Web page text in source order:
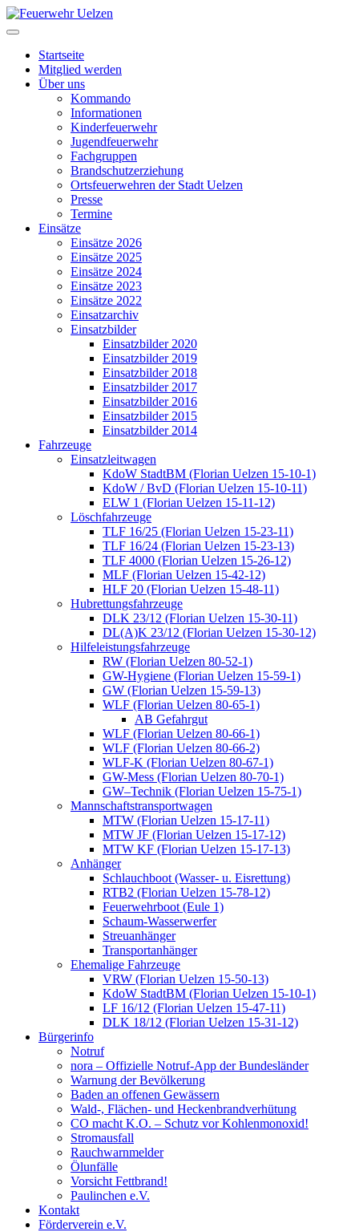
Startseite
Mitglied werden
Über uns
Kommando
Informationen
Kinderfeuerwehr
Jugendfeuerwehr
Fachgruppen
Brandschutzerziehung
Ortsfeuerwehren der Stadt Uelzen
Presse
Termine
Einsätze
Einsätze 2026
Einsätze 2025
Einsätze 2024
Einsätze 2023
Einsätze 2022
Einsatzarchiv
Einsatzbilder
Einsatzbilder 2020
Einsatzbilder 2019
Einsatzbilder 2018
Einsatzbilder 2017
Einsatzbilder 2016
Einsatzbilder 2015
Einsatzbilder 2014
Fahrzeuge
Einsatzleitwagen
KdoW StadtBM (Florian Uelzen 15-10-1)
KdoW / BvD (Florian Uelzen 15-10-11)
ELW 1 (Florian Uelzen 15-11-12)
Löschfahrzeuge
TLF 16/25 (Florian Uelzen 15-23-11)
TLF 16/24 (Florian Uelzen 15-23-13)
TLF 4000 (Florian Uelzen 15-26-12)
MLF (Florian Uelzen 15-42-12)
HLF 20 (Florian Uelzen 15-48-11)
Hubrettungsfahrzeuge
DLK 23/12 (Florian Uelzen 15-30-11)
DL(A)K 23/12 (Florian Uelzen 15-30-12)
Hilfeleistungsfahrzeuge
RW (Florian Uelzen 80-52-1)
GW-Hygiene (Florian Uelzen 15-59-1)
GW (Florian Uelzen 15-59-13)
WLF (Florian Uelzen 80-65-1)
AB Gefahrgut
WLF (Florian Uelzen 80-66-1)
WLF (Florian Uelzen 80-66-2)
WLF-K (Florian Uelzen 80-67-1)
GW-Mess (Florian Uelzen 80-70-1)
GW–Technik (Florian Uelzen 15-75-1)
Mannschaftstransportwagen
MTW (Florian Uelzen 15-17-11)
MTW JF (Florian Uelzen 15-17-12)
MTW KF (Florian Uelzen 15-17-13)
Anhänger
Schlauchboot (Wasser- u. Eisrettung)
RTB2 (Florian Uelzen 15-78-12)
Feuerwehrboot (Eule 1)
Schaum-Wasserwerfer
Streuanhänger
Transportanhänger
Ehemalige Fahrzeuge
VRW (Florian Uelzen 15-50-13)
KdoW StadtBM (Florian Uelzen 15-10-1)
LF 16/12 (Florian Uelzen 15-47-11)
DLK 18/12 (Florian Uelzen 15-31-12)
Bürgerinfo
Notruf
nora – Offizielle Notruf-App der Bundesländer
Warnung der Bevölkerung
Baden an offenen Gewässern
Wald-, Flächen- und Heckenbrandverhütung
CO macht K.O. – Schutz vor Kohlenmonoxid!
Stromausfall
Rauchwarnmelder
Ölunfälle
Vorsicht Fettbrand!
Paulinchen e.V.
Kontakt
Förderverein e.V.